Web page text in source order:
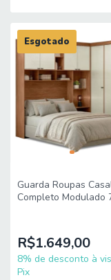
Guarda Roupas
Completo Modulado
R$1.649,00
8% de desconto à
Pix
Esgotado